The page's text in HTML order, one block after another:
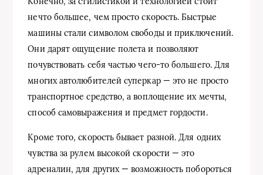
нечто большее, чем просто скорость. Быстрые
машины стали символом свободы и приключений.
Они дарят ощущение полета и позволяют
почувствовать себя частью чего-то большего. Для
многих автолюбителей суперкар — это не просто
транспортное средство, а воплощение их мечты,
способ самовыражения и предмет гордости.
Кроме того, скорость бывает разной. Для одних
чувства за рулем высокой скорости — это
адреналин, для других — возможность побороться